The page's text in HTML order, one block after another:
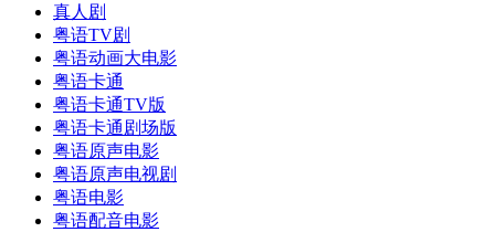
真人剧
粤语TV剧
粤语动画大电影
粤语卡通
粤语卡通TV版
粤语卡通剧场版
粤语原声电影
粤语原声电视剧
粤语电影
粤语配音电影